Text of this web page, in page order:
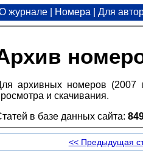
журнале| Номера Для
архивных номеров (2007
и скачивания.
в базе данных сайта:
<< Предыдущая